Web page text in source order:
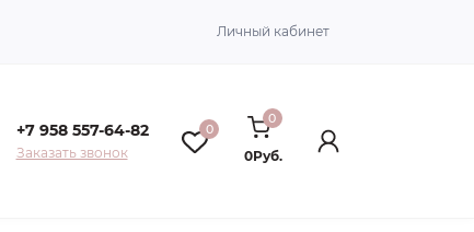
Личный кабинет
+7 958 557-64-82
Заказать звонок
0
0
0Руб.